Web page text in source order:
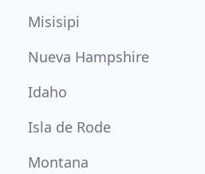
Misisipi
Nueva Hampshire
Idaho
Isla de Rode
Montana